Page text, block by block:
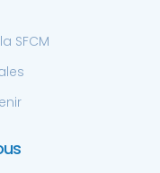
SFCM